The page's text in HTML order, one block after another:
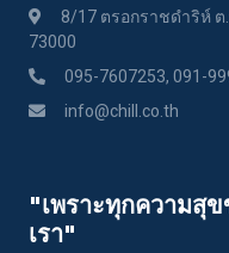
8/17 ตรอกราชดำริห์ ต
73000
095-7607253, 091-
info@chill.co.th
"เพราะทุกความสุ
เรา"